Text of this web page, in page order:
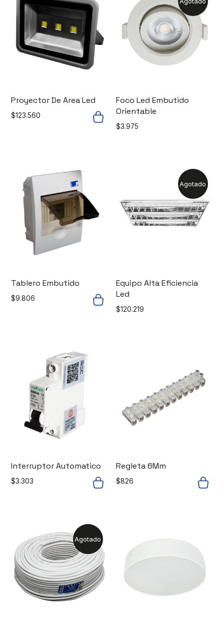
Proyector De Area Led
$123.560
Foco Led Embutido
Orientable
$3.975
Tablero Embutido
$9.806
Agotado
Equipo Alta Eficiencia
Led
$120.219
Interruptor Automatico
$3.303
Regleta 6Mm
$826
Agotado